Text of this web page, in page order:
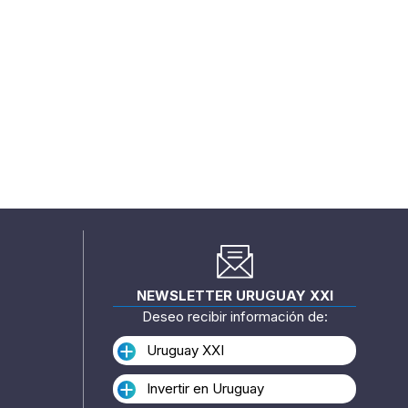
NEWSLETTER URUGUAY XXI
Deseo recibir información de:
Uruguay XXI
Invertir en Uruguay